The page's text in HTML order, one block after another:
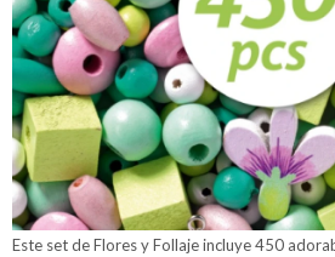
Este set de Flores y Follaje incluye 450